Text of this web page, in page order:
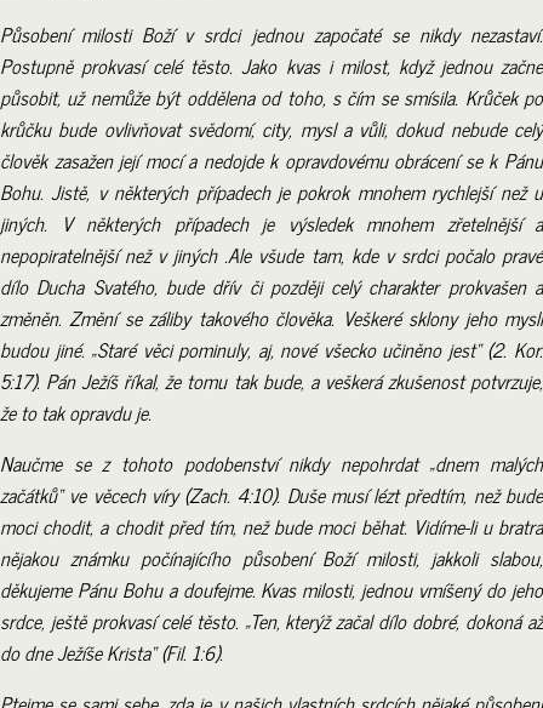
Působení milosti Boží v srdci jednou započaté se nikdy nezastaví.
Postupně prokvasí celé těsto. Jako kvas i milost, když jednou začne
působit, už nemůže být oddělena od toho, s čím se smísila. Krůček po
krůčku bude ovlivňovat svědomí, city, mysl a vůli, dokud nebude celý
člověk zasažen její mocí a nedojde k opravdovému obrácení se k Pánu
Bohu. Jistě, v některých případech je pokrok mnohem rychlejší než u
jiných. V některých případech je výsledek mnohem zřetelnější a
nepopiratelnější než v jiných .Ale všude tam, kde v srdci počalo pravé
dílo Ducha Svatého, bude dřív či později celý charakter prokvašen a
změněn. Změní se záliby takového člověka. Veškeré sklony jeho mysli
budou jiné. „Staré věci pominuly, aj, nové všecko učiněno jest“ (2. Kor.
5:17). Pán Ježíš říkal, že tomu tak bude, a veškerá zkušenost potvrzuje,
že to tak opravdu je.
Naučme se z tohoto podobenství nikdy nepohrdat „dnem malých
začátků“ ve věcech víry (Zach. 4:10). Duše musí lézt předtím, než bude
moci chodit, a chodit před tím, než bude moci běhat. Vidíme-li u bratra
nějakou známku počínajícího působení Boží milosti, jakkoli slabou,
děkujeme Pánu Bohu a doufejme. Kvas milosti, jednou vmíšený do jeho
srdce, ještě prokvasí celé těsto. „Ten, kterýž začal dílo dobré, dokoná až
do dne Ježíše Krista“ (Fil. 1:6).